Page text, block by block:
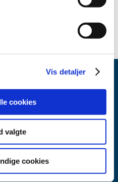
Vis detaljer
cookies
valgte
cookies